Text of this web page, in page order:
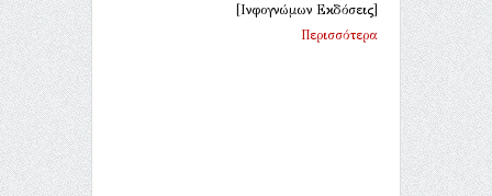
[Ινφογνώμων Εκδόσεις]
Περισσότερα